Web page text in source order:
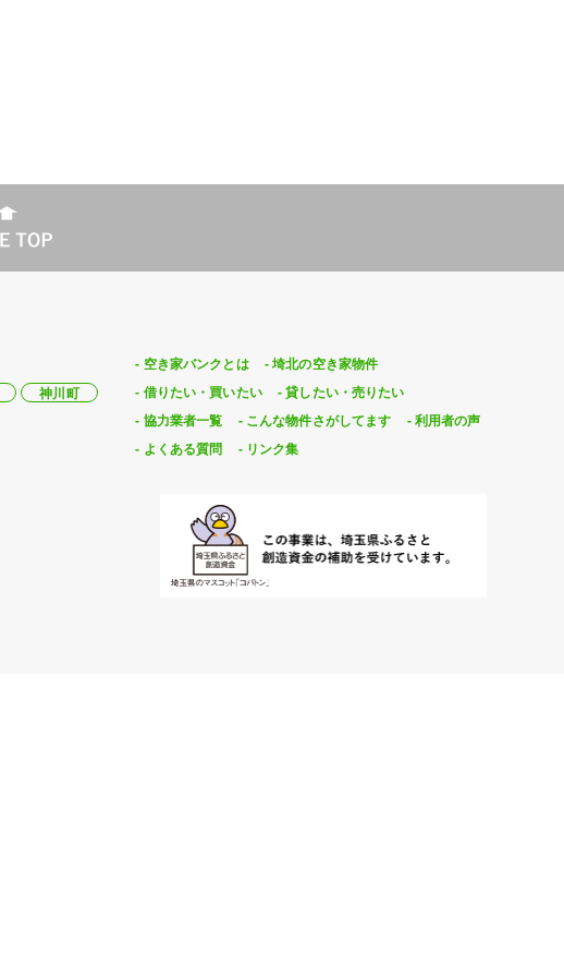
神川町
空き家バンクとは
埼北の空き家物件
借りたい・買いたい
貸したい・売りたい
協力業者一覧
こんな物件さがしてます
利用者の声
よくある質問
リンク集